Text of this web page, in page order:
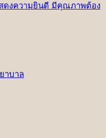
ดงความยินดี มีคุณภาพต้อง
าบาล